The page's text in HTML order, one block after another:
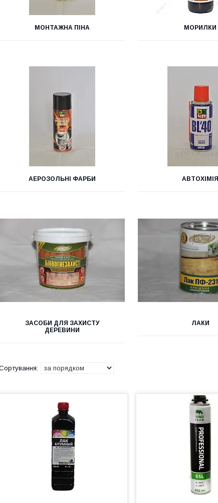
МОНТАЖНА ПІНА МОРИЛКИ
АЕРОЗОЛЬНІ ФАРБИ АВТОХІМІЯ
ЗАСОБИ ДЛЯ ЗАХИСТУ
ДЕРЕВИНИ
ЛАКИ